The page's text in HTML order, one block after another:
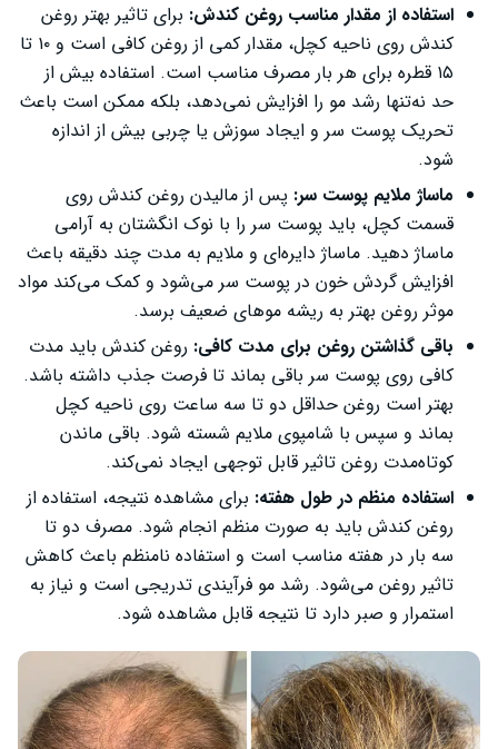
استفاده از مقدار مناسب روغن کندش: برای تاثیر بهتر روغن
کندش روی ناحیه کچل، مقدار کمی از روغن کافی است و ۱۰ تا
۱۵ قطره برای هر بار مصرف مناسب است. استفاده بیش از
حد نه‌تنها رشد مو را افزایش نمی‌دهد، بلکه ممکن است باعث
تحریک پوست سر و ایجاد سوزش یا چربی بیش از اندازه
شود.
ماساژ ملایم پوست سر: پس از مالیدن روغن کندش روی
قسمت کچل، باید پوست سر را با نوک انگشتان به آرامی
ماساژ دهید. ماساژ دایره‌ای و ملایم به مدت چند دقیقه باعث
افزایش گردش خون در پوست سر می‌شود و کمک می‌کند مواد
موثر روغن بهتر به ریشه موهای ضعیف برسد.
باقی گذاشتن روغن برای مدت کافی: روغن کندش باید مدت
کافی روی پوست سر باقی بماند تا فرصت جذب داشته باشد.
بهتر است روغن حداقل دو تا سه ساعت روی ناحیه کچل
بماند و سپس با شامپوی ملایم شسته شود. باقی ماندن
کوتاه‌مدت روغن تاثیر قابل توجهی ایجاد نمی‌کند.
استفاده منظم در طول هفته: برای مشاهده نتیجه، استفاده از
روغن کندش باید به صورت منظم انجام شود. مصرف دو تا
سه بار در هفته مناسب است و استفاده نامنظم باعث کاهش
تاثیر روغن می‌شود. رشد مو فرآیندی تدریجی است و نیاز به
استمرار و صبر دارد تا نتیجه قابل مشاهده شود.